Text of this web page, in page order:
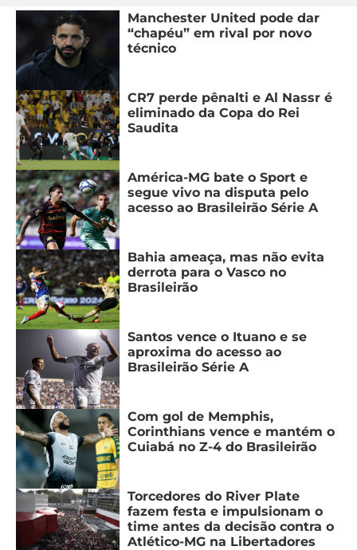
DE
INDICAÇÃO
BET365
CÓDIGO
BETANO
MELHORES
APPS
DE
APOSTAS
CASSINOS
ONLINE
MELHORES
CASSINOS
ONLINE
2026
SÃO
PAULO
SANTOS
FLAMENGO
FLUMINENSE
BOTAFOGO
VASCO
INTERNACIONAL
GRÊMIO
ATLÉTICO
MG
CRUZEIRO
LIBERTADORES
COPA
DO
BRASIL
PREMIER
LEAGUE
COPA
SUL-
AMERICANA
LIGA
DOS
CAMPEÕES
LALIGA
DA
BOLA
PALPITES
Manchester United pode dar
“chapéu” em rival por novo
técnico
CR7 perde pênalti e Al Nassr é
eliminado da Copa do Rei
Saudita
América-MG bate o Sport e
segue vivo na disputa pelo
acesso ao Brasileirão Série A
Bahia ameaça, mas não evita
derrota para o Vasco no
Brasileirão
Santos vence o Ituano e se
aproxima do acesso ao
Brasileirão Série A
Com gol de Memphis,
Corinthians vence e mantém o
Cuiabá no Z-4 do Brasileirão
Torcedores do River Plate
fazem festa e impulsionam o
time antes da decisão contra o
Atlético-MG na Libertadores